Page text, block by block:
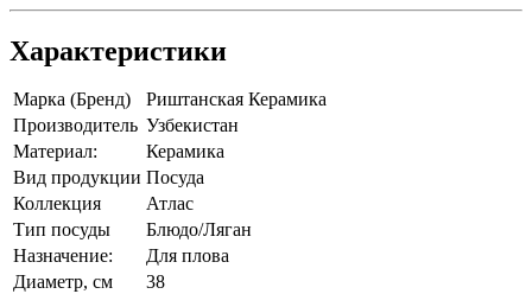
Характеристики
Марка (Бренд)
Риштанская Керамика
Производитель Узбекистан
Материал:
Керамика
Вид продукции Посуда
Коллекция
Атлас
Тип посуды
Блюдо/Ляган
Назначение:
Для плова
Диаметр, см
38